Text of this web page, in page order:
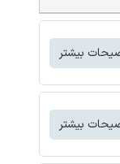
بیشتر
بیشتر